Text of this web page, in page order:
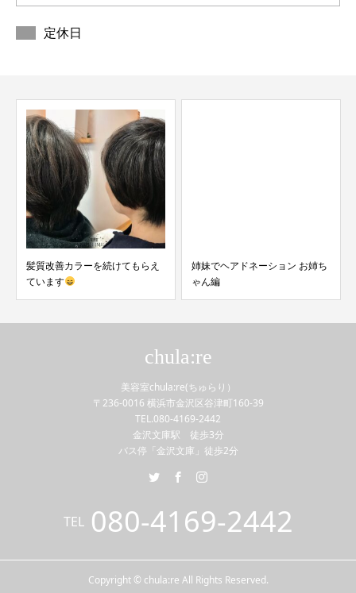
定休日
髪質改善カラーを続けてもらえ
ています
姉妹でヘアドネーション お姉ち
ゃん編
chula:re
美容室chula:re(ちゅらり）
〒236-0016 横浜市金沢区谷津町160-39
TEL.080-4169-2442
金沢文庫駅 徒歩3分
バス停「金沢文庫」徒歩2分
TEL 080-4169-2442
Copyright © chula:re All Rights Reserved.